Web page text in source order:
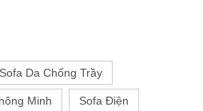
Sofa Da Chống Trầy
Minh Sofa Điện